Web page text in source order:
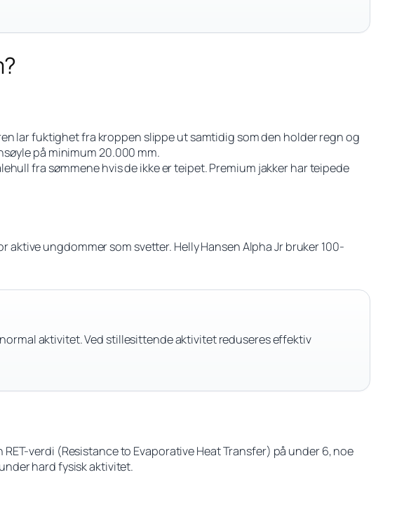
lar fuktighet fra kroppen slippe ut samtidig som den holder regn og
på minimum 20.000 mm.
fra sømmene hvis de ikke er teipet. Premium jakker har teipede
ungdommer som svetter. Helly Hansen Alpha Jr bruker 100-
aktivitet. Ved stillesittende aktivitet reduseres effektiv
verdi (Resistance to Evaporative Heat Transfer) på under 6, noe
hard fysisk aktivitet.